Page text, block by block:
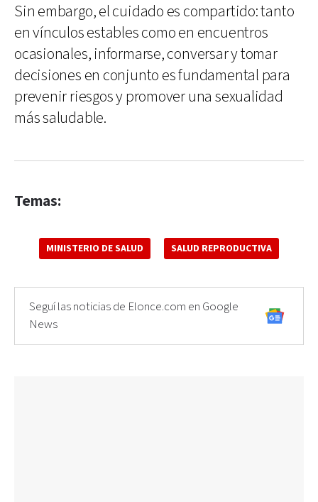
Sin embargo, el cuidado es compartido: tanto
en vínculos estables como en encuentros
ocasionales, informarse, conversar y tomar
decisiones en conjunto es fundamental para
prevenir riesgos y promover una sexualidad
más saludable.
Temas:
MINISTERIO DE SALUD SALUD REPRODUCTIVA
Seguí las noticias de Elonce.com en Google
News